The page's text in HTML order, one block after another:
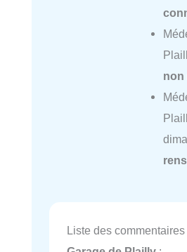
non
Liste des